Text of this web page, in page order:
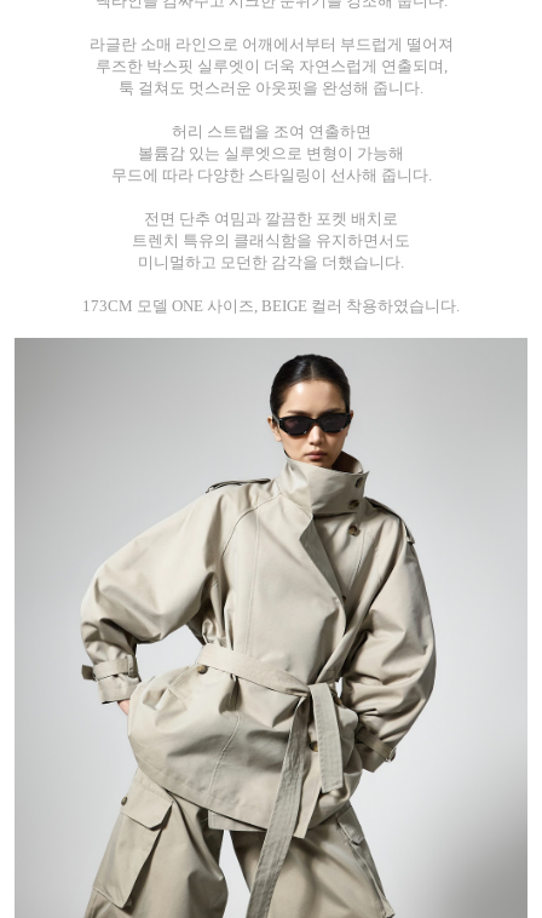
라글란 소매 라인으로 어깨에서부터 부드럽게 떨어져
루즈한 박스핏 실루엣이 더욱 자연스럽게 연출되며,
툭 걸쳐도 멋스러운 아웃핏을 완성해 줍니다.
허리 스트랩을 조여 연출하면
볼륨감 있는 실루엣으로 변형이 가능해
무드에 따라 다양한 스타일링이 선사해 줍니다.
전면 단추 여밈과 깔끔한 포켓 배치로
트렌치 특유의 클래식함을 유지하면서도
미니멀하고 모던한 감각을 더했습니다.
173CM 모델 ONE 사이즈, BEIGE 컬러 착용하였습니다.